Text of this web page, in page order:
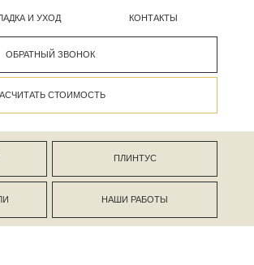
КОНТАКТЫ
НАШИ РАБОТЫ
ПЛИНТУС